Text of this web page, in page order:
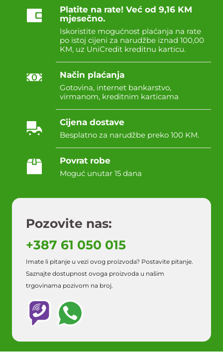
Platite na rate! Već od 9,16 KM
mjesečno.
Iskoristite mogućnost plaćanja na rate
po istoj cijeni za narudžbe iznad 100,00
KM, uz UniCredit kreditnu karticu.
Način plaćanja
Gotovina, internet bankarstvo,
virmanom, kreditnim karticama
Cijena dostave
Besplatno za narudžbe preko 100 KM.
Povrat robe
Moguć unutar 15 dana
Pozovite nas:
+387 61 050 015
Imate li pitanje u vezi ovog proizvoda? Postavite pitanje.
Saznajte dostupnost ovoga proizvoda u našim
trgovinama pozivom na broj.